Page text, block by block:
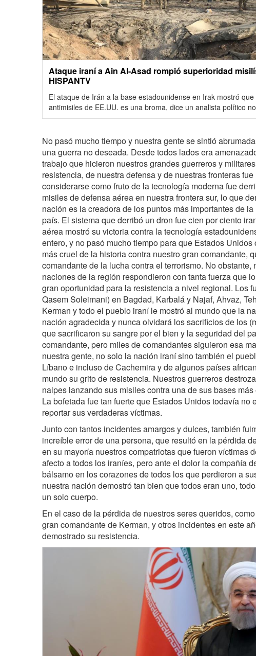
Ataque iraní a Ain Al-Asad rompió superioridad
HISPANTV
El ataque de Irán a la base estadounidense en Irak mostró
antimisiles de EE.UU. es una broma, dice un analista político
No pasó mucho tiempo y nuestra gente se sintió
una guerra no deseada. Desde todos lados era
trabajo que hicieron nuestros grandes guerreros y
resistencia, de nuestra defensa y de nuestras fronteras
considerarse como fruto de la tecnología moderna fue
misiles de defensa aérea en nuestra frontera sur, lo que
nación es la creadora de los puntos más importantes de
país. El sistema que derribó un dron fue cien por ciento
aérea mostró su victoria contra la tecnología
entero, y no pasó mucho tiempo para que Estados
más cruel de la historia contra nuestro gran comandante,
comandante de la lucha contra el terrorismo. No obstante,
naciones de la región respondieron con tanta fuerza que
gran oportunidad para la resistencia a nivel regional. Los
Qasem Soleimani) en Bagdad, Karbalá y Najaf, Ahvaz,
Kerman y todo el pueblo iraní le mostró al mundo que la
nación agradecida y nunca olvidará los sacrificios de los
que sacrificaron su sangre por el bien y la seguridad del
comandante, pero miles de comandantes siguieron esa
nuestra gente, no solo la nación iraní sino también el
Líbano e incluso de Cachemira y de algunos países
mundo su grito de resistencia. Nuestros guerreros
naipes lanzando sus misiles contra una de sus bases
La bofetada fue tan fuerte que Estados Unidos todavía no
reportar sus verdaderas víctimas.
Junto con tantos incidentes amargos y dulces, también
increíble error de una persona, que resultó en la pérdida
en su mayoría nuestros compatriotas que fueron víctimas
afecto a todos los iraníes, pero ante el dolor la compañía
bálsamo en los corazones de todos los que perdieron a
nuestra nación demostró tan bien que todos eran uno,
un solo cuerpo.
En el caso de la pérdida de nuestros seres queridos,
gran comandante de Kerman, y otros incidentes en este
demostrado su resistencia.